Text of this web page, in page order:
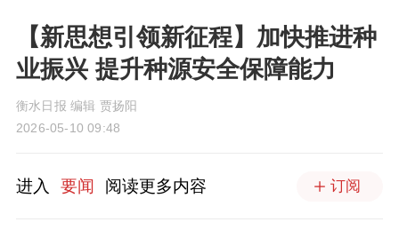
【新思想引领新征程】加快推进种
业振兴 提升种源安全保障能力
衡水日报 编辑 贾扬阳
2026-05-10 09:48
进入 要闻 阅读更多内容 订阅